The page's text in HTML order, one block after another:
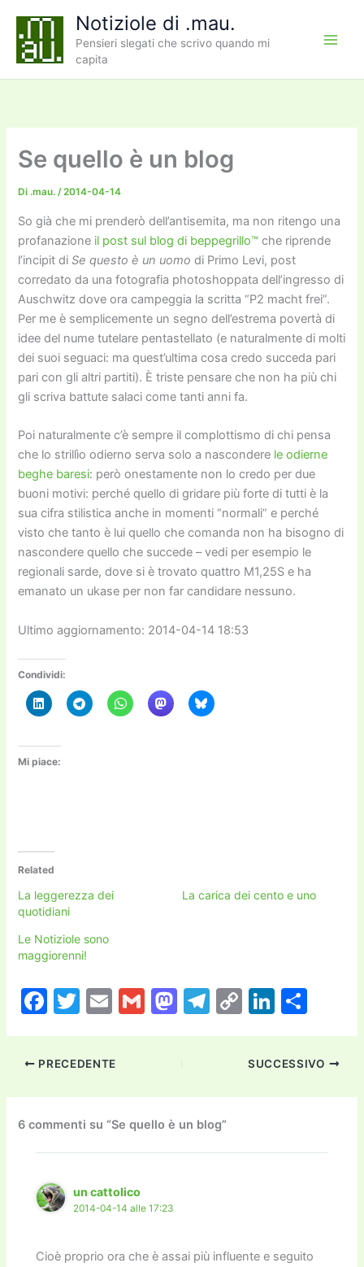
contenuto
Notiziole di .mau.
Pensieri slegati che scrivo quando mi
capita
Se quello è un blog
Di .mau./2014-04-14
So già che mi prenderò dell’antisemita, ma non ritengo una
profanazione il post sul blog di beppegrillo™ che riprende
l’incipit diSe questo è un uomo di Primo Levi, post
corredato da una fotografia photoshoppata dell’ingresso di
Auschwitz dove ora campeggia la scritta “P2 macht frei”.
Per me è semplicemente un segno dell’estrema povertà di
idee del nume tutelare pentastellato (e naturalmente di molti
dei suoi seguaci: ma quest’ultima cosa credo succeda pari
pari con gli altri partiti). È triste pensare che non ha più chi
gli scriva battute salaci come tanti anni fa.
Poi naturalmente c’è sempre il complottismo di chi pensa
che lo strillìo odierno serva solo a nascondere le odierne
beghe baresi: però onestamente non lo credo per due
buoni motivi: perché quello di gridare più forte di tutti è la
sua cifra stilistica anche in momenti “normali” e perché
visto che tanto è lui quello che comanda non ha bisogno di
nascondere quello che succede – vedi per esempio le
regionali sarde, dove si è trovato quattro M1,25S e ha
emanato un ukase per non far candidare nessuno.
Ultimo aggiornamento: 2014-04-14 18:53
Condividi:
Mi piace:
Related
La leggerezza dei
quotidiani
La carica dei cento e uno
Le Notiziole sono
maggiorenni!
F
c
b
o
o
k
T
itt
E
ai
G
M
d
o
n
T
a
m
C
p
y
Li
k
Li
k
dI
n
vi
PRECEDENTE SUCCESSIVO
6 commenti su “Se quello è un blog”
un cattolico
2014-04-14 alle 17:23
Cioè proprio ora che è assai più influente e seguito